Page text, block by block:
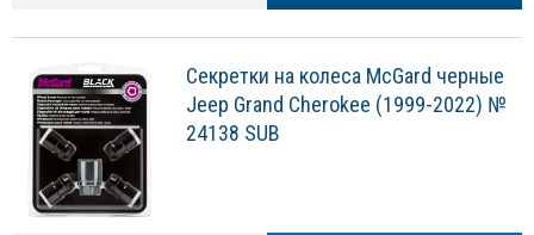
Секретки на колеса McGard черные
Jeep Grand Cherokee (1999-2022) №
24138 SUB